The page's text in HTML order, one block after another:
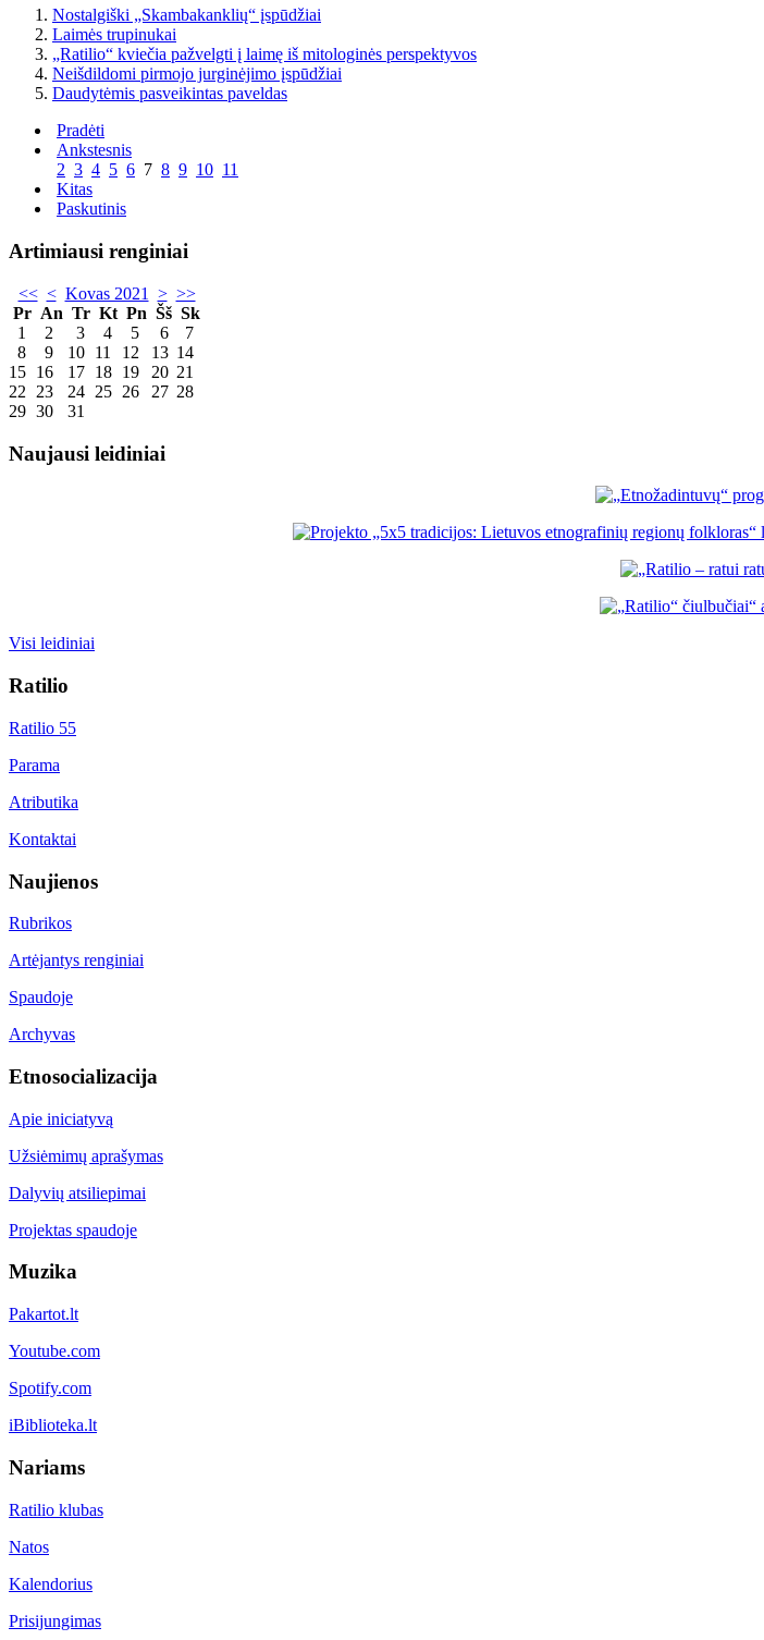
Nostalgiški „Skambakanklių“ įspūdžiai
Laimės trupinukai
„Ratilio“ kviečia pažvelgti į laimę iš mitologinės perspektyvos
Neišdildomi pirmojo jurginėjimo įspūdžiai
Daudytėmis pasveikintas paveldas
Pradėti
Ankstesnis
2 3 4 5 6 7 8 9 10 11
Kitas
Paskutinis
Artimiausi renginiai
<< < Kovas 2021 > >>
Pr An Tr Kt Pn Šš Sk
1
2 3 4 5 6
7
8
9 10 11 12 13 14
15 16 17 18 19 20 21
22
23 24 25 26 27 28
29 30 31
Naujausi leidiniai
Visi leidiniai
Ratilio
Ratilio 55
Parama
Atributika
Kontaktai
Naujienos
Rubrikos
Artėjantys renginiai
Spaudoje
Archyvas
Etnosocializacija
Apie iniciatyvą
Užsiėmimų aprašymas
Dalyvių atsiliepimai
Projektas spaudoje
Muzika
Pakartot.lt
Youtube.com
Spotify.com
iBiblioteka.lt
Nariams
Ratilio klubas
Natos
Kalendorius
Prisijungimas